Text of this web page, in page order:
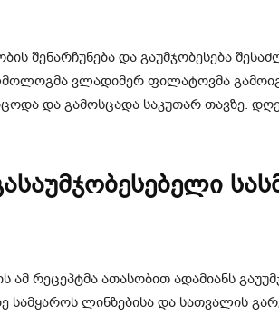
შენარჩუნება და გაუმჯობესება
ვლადიმერ ფილატოვმა
და გამოსცადა საკუთარ თავზე.